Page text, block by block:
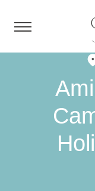
Hotels